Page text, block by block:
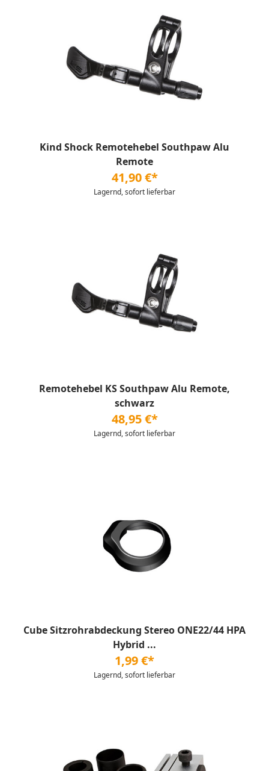
Kind Shock Remotehebel Southpaw Alu
Remote
41,90 €*
Lagernd, sofort lieferbar
Remotehebel KS Southpaw Alu Remote,
schwarz
48,95 €*
Lagernd, sofort lieferbar
Cube Sitzrohrabdeckung Stereo ONE22/44 HPA
Hybrid ...
1,99 €*
Lagernd, sofort lieferbar